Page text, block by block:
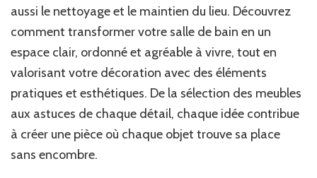
aussi le nettoyage et le maintien du lieu. Découvrez
comment transformer votre salle de bain en un
espace clair, ordonné et agréable à vivre, tout en
valorisant votre décoration avec des éléments
pratiques et esthétiques. De la sélection des meubles
aux astuces de chaque détail, chaque idée contribue
à créer une pièce où chaque objet trouve sa place
sans encombre.